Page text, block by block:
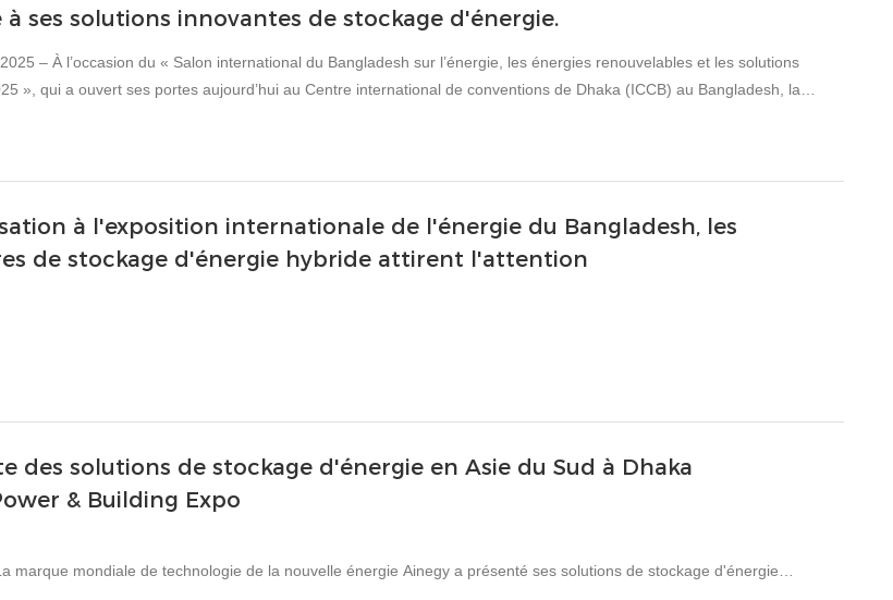
ses solutions innovantes de stockage d'énergie.
– À l’occasion du « Salon international du Bangladesh sur l’énergie, les énergies renouvelables et les solutions
», qui a ouvert ses portes aujourd’hui au Centre international de conventions de Dhaka (ICCB) au Bangladesh, la
à l'exposition internationale de l'énergie du Bangladesh, les
de stockage d'énergie hybride attirent l'attention
des solutions de stockage d'énergie en Asie du Sud à Dhaka
& Building Expo
marque mondiale de technologie de la nouvelle énergie Ainegy a présenté ses solutions de stockage d'énergie